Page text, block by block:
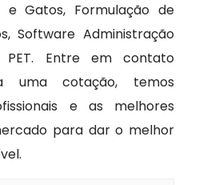
e Gatos, Formulação de
Software Administração
PET. Entre em contato
uma cotação, temos
e as melhores
para dar o melhor